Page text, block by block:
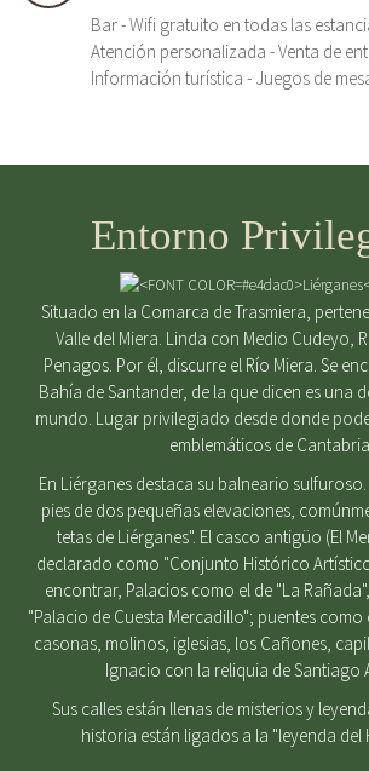
Bar - Wifi gratuito en todas las
Atención personalizada - Venta de
Información turística - Juegos de
Entorno
Situado en la Comarca de Trasmiera,
Valle del Miera. Linda con Medio Cudeyo,
Penagos. Por él, discurre el Río Miera. Se
Bahía de Santander, de la que dicen es una
mundo. Lugar privilegiado desde donde
emblemáticos de Cantabria.
En Liérganes destaca su balneario
pies de dos pequeñas elevaciones,
tetas de Liérganes". El casco antigüo (El
declarado como "Conjunto Histórico
encontrar, Palacios como el de "La
"Palacio de Cuesta Mercadillo"; puentes como
casonas, molinos, iglesias, los Cañones,
Ignacio con la reliquia de Santiago
Sus calles están llenas de misterios y
historia están ligados a la "leyenda del